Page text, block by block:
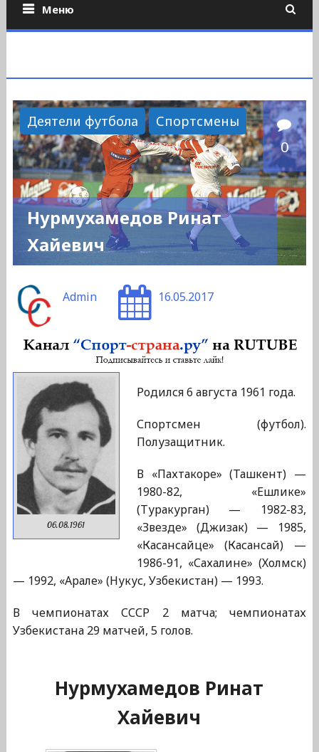
Меню
Деятели футбола Спортсмены
0
Нурмухамедов Ринат
Хайевич
Admin 16.05.2017
06.08.1961
Родился 6 августа 1961 года.
Спортсмен (футбол).
Полузащитник.
В «Пахтакоре» (Ташкент) —
1980-82, «Ешлике»
(Туракурган) — 1982-83,
«Звезде» (Джизак) — 1985,
«Касансайце» (Касансай) —
1986-91, «Сахалине» (Холмск)
— 1992, «Арале» (Нукус, Узбекистан) — 1993.
В чемпионатах СССР 2 матча; чемпионатах
Узбекистана 29 матчей, 5 голов.
Нурмухамедов Ринат
Хайевич